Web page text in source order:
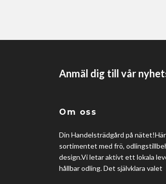
Anmäl dig till vår
Om oss
Din Handelsträdgård på
sortimentet med frö,
design.Vi letar aktivt ett lokala
hållbar odling. Det självklara valet